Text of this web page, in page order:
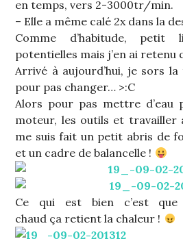
en temps, vers 2-3000tr/min.
– Elle a même calé 2x dans la
Comme d’habitude, petit
potentielles mais j’en ai retenu
Arrivé à aujourd’hui, je sors
pour pas changer… >:C
Alors pour pas mettre d’eau
moteur, les outils et travailler
me suis fait un petit abris de
et un cadre de balancelle !
Ce qui est bien c’est
chaud ça retient la chaleur !